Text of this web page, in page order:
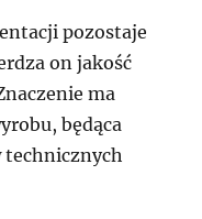
pozostaje
on jakość
ma
będąca